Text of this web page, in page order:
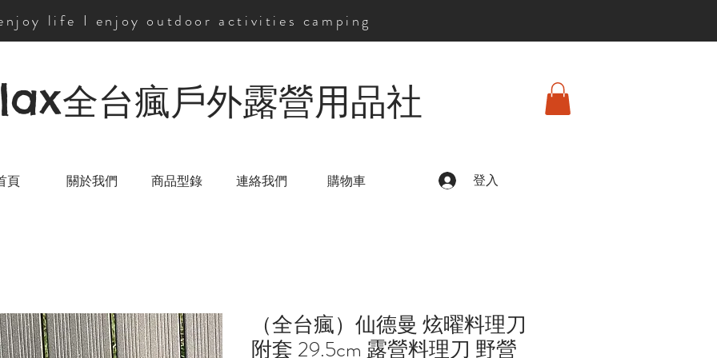
life I enjoy outdoor activities camping
全台瘋戶外露營用品社
頁 關於我們 商品型錄 連絡我們 購物車 登入
（全台瘋）仙德曼 炫曜料理刀
附套 29.5cm 露營料理刀 野營